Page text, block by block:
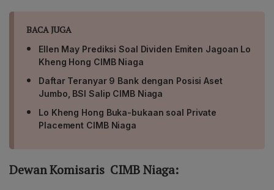
BACA JUGA
Ellen May Prediksi Soal Dividen Emiten Jagoan Lo
Kheng Hong CIMB Niaga
Daftar Teranyar 9 Bank dengan Posisi Aset
Jumbo, BSI Salip CIMB Niaga
Lo Kheng Hong Buka-bukaan soal Private
Placement CIMB Niaga
Dewan Komisaris CIMB Niaga: